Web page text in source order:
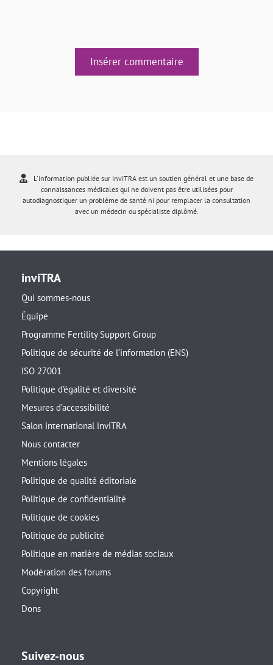
Insérer commentaire
L'information publiée sur inviTRA est un soutien général et une base de
connaissances médicales qui ne doivent pas être utilisées pour
autodiagnostiquer un problème de santé ni pour remplacer la consultation
avec un médecin ou spécialiste diplômé.
inviTRA
Qui sommes-nous
Équipe
Programme Fertility Support Group
Politique de sécurité de l’information (ENS)
ISO 27001
Politique d’égalité et diversité
Mesures d’accessibilité
Salon international inviTRA
Nous contacter
Mentions légales
Politique de qualité éditoriale
Politique de confidentialité
Politique de cookies
Politique de publicité
Politique en matière de médias sociaux
Modération des forums
Copyright
Dons
Suivez-nous